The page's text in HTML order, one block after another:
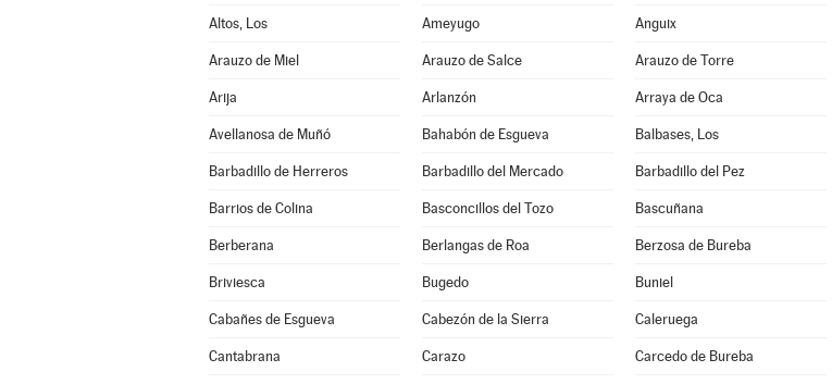
Altos, Los Ameyugo Anguix
Arauzo de Miel Arauzo de Salce Arauzo de Torre
Arija Arlanzón Arraya de Oca
Avellanosa de Muñó Bahabón de Esgueva Balbases, Los
Barbadillo de Herreros Barbadillo del Mercado Barbadillo del Pez
Barrios de Colina Basconcillos del Tozo Bascuñana
Berberana Berlangas de Roa Berzosa de Bureba
Briviesca Bugedo Buniel
Cabañes de Esgueva Cabezón de la Sierra Caleruega
Cantabrana Carazo Carcedo de Bureba